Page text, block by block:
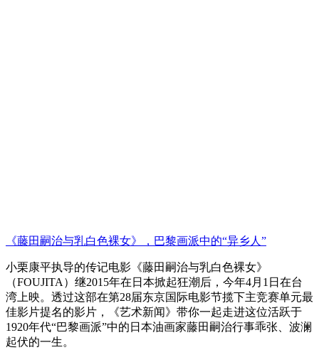
《藤田嗣治与乳白色裸女》，巴黎画派中的“异乡人”
小栗康平执导的传记电影《藤田嗣治与乳白色裸女》
（FOUJITA）继2015年在日本掀起狂潮后，今年4月1日在台
湾上映。透过这部在第28届东京国际电影节揽下主竞赛单元最
佳影片提名的影片，《艺术新闻》带你一起走进这位活跃于
1920年代“巴黎画派”中的日本油画家藤田嗣治行事乖张、波澜
起伏的一生。